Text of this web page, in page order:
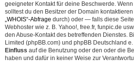
geeigneter Kontakt für deine Beschwerde.
solltest du den Besitzer der Domain
„WHOIS“-Abfrage durch) oder — falls diese
Webhoster wie z. B. Yahoo!, free.fr, funpic.de
den Abuse-Kontakt des betreffenden Dienstes.
Limited (phpBB.com) und phpBB Deutschland
Einfluss auf die Benutzung oder den oder die
haben und dafür in keiner Weise zur